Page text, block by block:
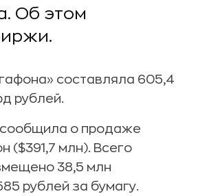
Об этом
составляла 605,4
рублей.
о продаже
($391,7 млн). Всего
38,5 млн
рублей за бумагу.